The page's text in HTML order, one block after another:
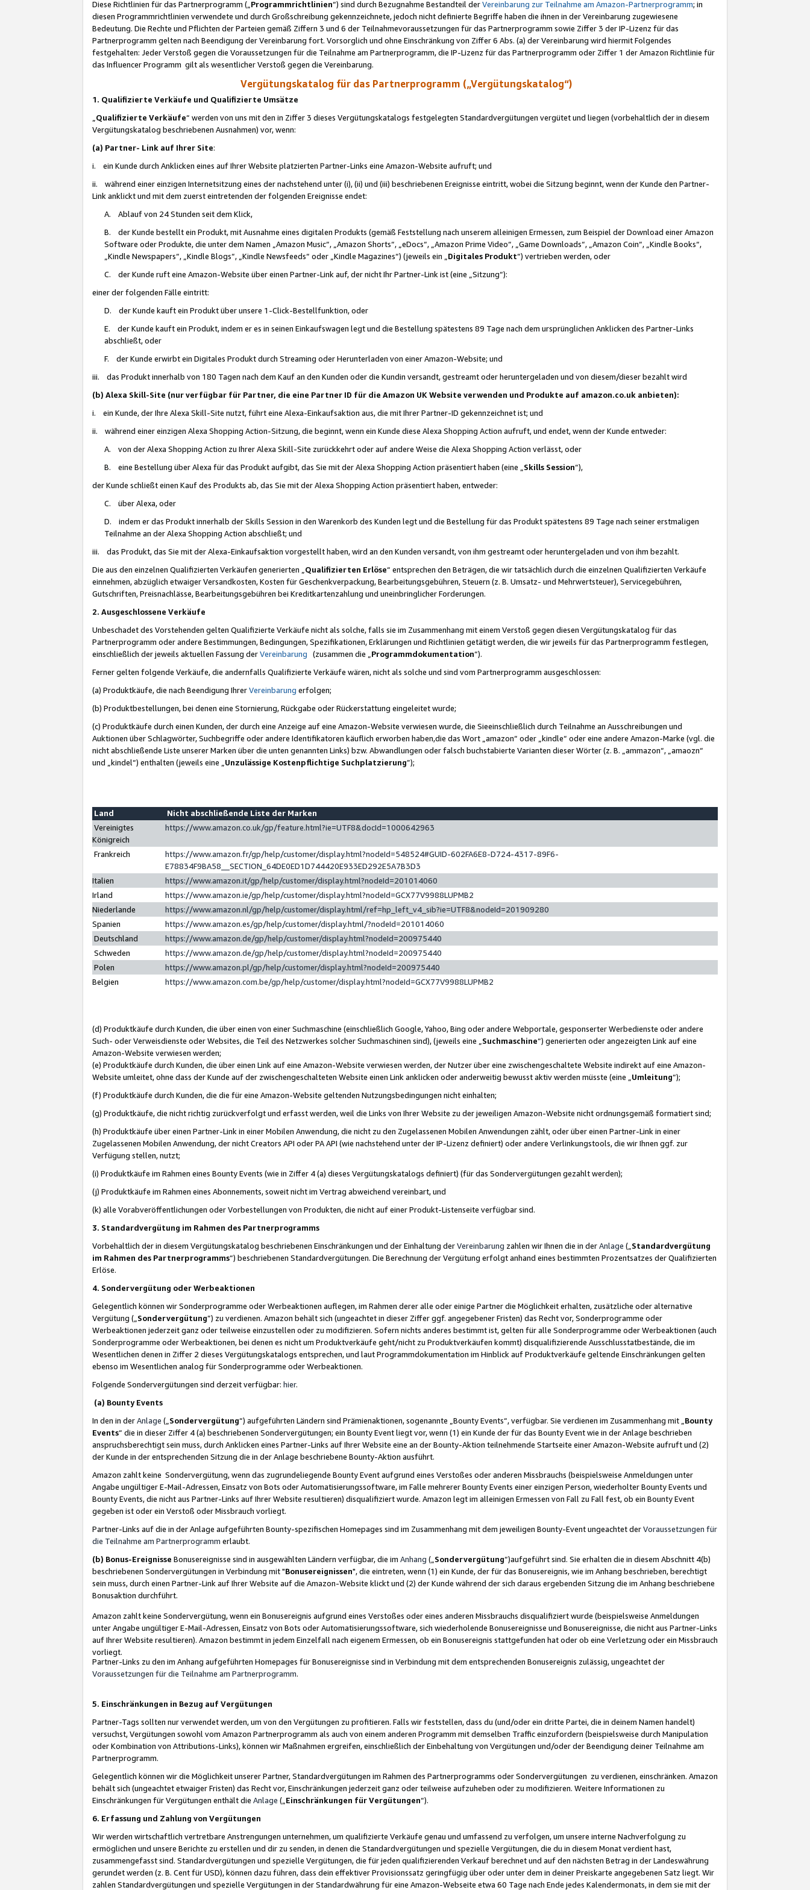
Diese Richtlinien für das Partnerprogramm („Programmrichtlinien“) sind durch Bezugnahme Bestandteil derVereinbarung zur Teilnahme am Amazon-Partnerprogramm; in
diesen Programmrichtlinien verwendete und durch Großschreibung gekennzeichnete, jedoch nicht definierte Begriffe haben die ihnen in der Vereinbarung zugewiesene
Bedeutung. Die Rechte und Pflichten der Parteien gemäß Ziffern 3 und 6 der Teilnahmevoraussetzungen für das Partnerprogramm sowie Ziffer 3 der IP-Lizenz für das
Partnerprogramm gelten nach Beendigung der Vereinbarung fort. Vorsorglich und ohne Einschränkung von Ziffer 6 Abs. (a) der Vereinbarung wird hiermit Folgendes
festgehalten: Jeder Verstoß gegen die Voraussetzungen für die Teilnahme am Partnerprogramm, die IP-Lizenz für das Partnerprogramm oder Ziffer 1 der Amazon Richtlinie für
das Influencer Programm gilt als wesentlicher Verstoß gegen die Vereinbarung.
Vergütungskatalog für das Partnerprogramm („Vergütungskatalog“)
1. Qualifizierte Verkäufe und Qualifizierte Umsätze
Qualifizierte Verkäufe“ werden von uns mit den in Ziffer 3 dieses Vergütungskatalogs festgelegten Standardvergütungen vergütet und liegen (vorbehaltlich der in diesem
Vergütungskatalog beschriebenen Ausnahmen) vor, wenn:
(a) Partner- Link auf Ihrer Site:
i. ein Kunde durch Anklicken eines auf Ihrer Website platzierten Partner-Links eine Amazon-Website aufruft; und
ii. während einer einzigen Internetsitzung eines der nachstehend unter (i), (ii) und (iii) beschriebenen Ereignisse eintritt, wobei die Sitzung beginnt, wenn der Kunde den Partner-
Link anklickt und mit dem zuerst eintretenden der folgenden Ereignisse endet:
A. Ablauf von 24 Stunden seit dem Klick,
B. der Kunde bestellt ein Produkt, mit Ausnahme eines digitalen Produkts (gemäß Feststellung nach unserem alleinigen Ermessen, zum Beispiel der Download einer Amazon
Software oder Produkte, die unter dem Namen „Amazon Music“, „Amazon Shorts“, „eDocs“, „Amazon Prime Video“, „Game Downloads“, „Amazon Coin“, „Kindle Books“,
„Kindle Newspapers“, „Kindle Blogs“, „Kindle Newsfeeds“ oder „Kindle Magazines“) (jeweils ein „ Digitales Produkt“) vertrieben werden, oder
C. der Kunde ruft eine Amazon-Website über einen Partner-Link auf, der nicht Ihr Partner-Link ist (eine „Sitzung“):
einer der folgenden Fälle eintritt:
D. der Kunde kauft ein Produkt über unsere 1-Click-Bestellfunktion, oder
E. der Kunde kauft ein Produkt, indem er es in seinen Einkaufswagen legt und die Bestellung spätestens 89 Tage nach dem ursprünglichen Anklicken des Partner-Links
abschließt, oder
F. der Kunde erwirbt ein Digitales Produkt durch Streaming oder Herunterladen von einer Amazon-Website; und
iii. das Produkt innerhalb von 180 Tagen nach dem Kauf an den Kunden oder die Kundin versandt, gestreamt oder heruntergeladen und von diesem/dieser bezahlt wird
(b) Alexa Skill-Site (nur verfügbar für Partner, die eine Partner ID für die Amazon UK Website verwenden und Produkte auf amazon.co.uk anbieten):
i. ein Kunde, der Ihre Alexa Skill-Site nutzt, führt eine Alexa-Einkaufsaktion aus, die mit Ihrer Partner-ID gekennzeichnet ist; und
ii. während einer einzigen Alexa Shopping Action-Sitzung, die beginnt, wenn ein Kunde diese Alexa Shopping Action aufruft, und endet, wenn der Kunde entweder:
A. von der Alexa Shopping Action zu Ihrer Alexa Skill-Site zurückkehrt oder auf andere Weise die Alexa Shopping Action verlässt, oder
B. eine Bestellung über Alexa für das Produkt aufgibt, das Sie mit der Alexa Shopping Action präsentiert haben (eine „ Skills Session“),
der Kunde schließt einen Kauf des Produkts ab, das Sie mit der Alexa Shopping Action präsentiert haben, entweder:
C. über Alexa, oder
D. indem er das Produkt innerhalb der Skills Session in den Warenkorb des Kunden legt und die Bestellung für das Produkt spätestens 89 Tage nach seiner erstmaligen
Teilnahme an der Alexa Shopping Action abschließt; und
iii. das Produkt, das Sie mit der Alexa-Einkaufsaktion vorgestellt haben, wird an den Kunden versandt, von ihm gestreamt oder heruntergeladen und von ihm bezahlt.
Die aus den einzelnen Qualifizierten Verkäufen generierten „ Qualifizierten Erlöse“ entsprechen den Beträgen, die wir tatsächlich durch die einzelnen Qualifizierten Verkäufe
einnehmen, abzüglich etwaiger Versandkosten, Kosten für Geschenkverpackung, Bearbeitungsgebühren, Steuern (z. B. Umsatz- und Mehrwertsteuer), Servicegebühren,
Gutschriften, Preisnachlässe, Bearbeitungsgebühren bei Kreditkartenzahlung und uneinbringlicher Forderungen.
2. Ausgeschlossene Verkäufe
Unbeschadet des Vorstehenden gelten Qualifizierte Verkäufe nicht als solche, falls sie im Zusammenhang mit einem Verstoß gegen diesen Vergütungskatalog für das
Partnerprogramm oder andere Bestimmungen, Bedingungen, Spezifikationen, Erklärungen und Richtlinien getätigt werden, die wir jeweils für das Partnerprogramm festlegen,
einschließlich der jeweils aktuellen Fassung derVereinbarung (zusammen die „ Programmdokumentation“).
Ferner gelten folgende Verkäufe, die andernfalls Qualifizierte Verkäufe wären, nicht als solche und sind vom Partnerprogramm ausgeschlossen:
(a) Produktkäufe, die nach Beendigung IhrerVereinbarung erfolgen;
(b) Produktbestellungen, bei denen eine Stornierung, Rückgabe oder Rückerstattung eingeleitet wurde;
(c) Produktkäufe durch einen Kunden, der durch eine Anzeige auf eine Amazon-Website verwiesen wurde, die Sieeinschließlich durch Teilnahme an Ausschreibungen und
Auktionen über Schlagwörter, Suchbegriffe oder andere Identifikatoren käuflich erworben haben,die das Wort „amazon“ oder „kindle“ oder eine andere Amazon-Marke (vgl. die
nicht abschließende Liste unserer Marken über die unten genannten Links) bzw. Abwandlungen oder falsch buchstabierte Varianten dieser Wörter (z. B. „ammazon“, „amaozn“
und „kindel“) enthalten (jeweils eine „ Unzulässige Kostenpflichtige Suchplatzierung”);
Land
Nicht abschließende Liste der Marken
Vereinigtes
Königreich
https://www.amazon.co.uk/gp/feature.html?ie=UTF8&docId=1000642963
Frankreich
https://www.amazon.fr/gp/help/customer/display.html?nodeId=548524#GUID-602FA6E8-D724-4317-89F6-
E78834F9BA58__SECTION_64DE0ED1D744420E933ED292E5A7B3D3
Italien
https://www.amazon.it/gp/help/customer/display.html?nodeId=201014060
Irland
https://www.amazon.ie/gp/help/customer/display.html?nodeId=GCX77V9988LUPMB2
Niederlande
https://www.amazon.nl/gp/help/customer/display.html/ref=hp_left_v4_sib?ie=UTF8&nodeId=201909280
Spanien
https://www.amazon.es/gp/help/customer/display.html/?nodeId=201014060
Deutschland
https://www.amazon.de/gp/help/customer/display.html?nodeId=200975440
Schweden
https://www.amazon.de/gp/help/customer/display.html?nodeId=200975440
Polen
https://www.amazon.pl/gp/help/customer/display.html?nodeId=200975440
Belgien
https://www.amazon.com.be/gp/help/customer/display.html?nodeId=GCX77V9988LUPMB2
(d) Produktkäufe durch Kunden, die über einen von einer Suchmaschine (einschließlich Google, Yahoo, Bing oder andere Webportale, gesponserter Werbedienste oder andere
Such- oder Verweisdienste oder Websites, die Teil des Netzwerkes solcher Suchmaschinen sind), (jeweils eine „ Suchmaschine“) generierten oder angezeigten Link auf eine
Amazon-Website verwiesen werden;
(e) Produktkäufe durch Kunden, die über einen Link auf eine Amazon-Website verwiesen werden, der Nutzer über eine zwischengeschaltete Website indirekt auf eine Amazon-
Website umleitet, ohne dass der Kunde auf der zwischengeschalteten Website einen Link anklicken oder anderweitig bewusst aktiv werden müsste (eine „ Umleitung“);
(f) Produktkäufe durch Kunden, die die für eine Amazon-Website geltenden Nutzungsbedingungen nicht einhalten;
(g) Produktkäufe, die nicht richtig zurückverfolgt und erfasst werden, weil die Links von Ihrer Website zu der jeweiligen Amazon-Website nicht ordnungsgemäß formatiert sind;
(h) Produktkäufe über einen Partner-Link in einer Mobilen Anwendung, die nicht zu den Zugelassenen Mobilen Anwendungen zählt, oder über einen Partner-Link in einer
Zugelassenen Mobilen Anwendung, der nicht Creators API oder PA API (wie nachstehend unter der IP-Lizenz definiert) oder andere Verlinkungstools, die wir Ihnen ggf. zur
Verfügung stellen, nutzt;
(i) Produktkäufe im Rahmen eines Bounty Events (wie in Ziffer 4 (a) dieses Vergütungskatalogs definiert) (für das Sondervergütungen gezahlt werden);
(j) Produktkäufe im Rahmen eines Abonnements, soweit nicht im Vertrag abweichend vereinbart, und
(k) alle Vorabveröffentlichungen oder Vorbestellungen von Produkten, die nicht auf einer Produkt-Listenseite verfügbar sind.
3. Standardvergütung im Rahmen des Partnerprogramms
Vorbehaltlich der in diesem Vergütungskatalog beschriebenen Einschränkungen und der Einhaltung derVereinbarung zahlen wir Ihnen die in derAnlage („ Standardvergütung
im Rahmen des Partnerprogramms“) beschriebenen Standardvergütungen. Die Berechnung der Vergütung erfolgt anhand eines bestimmten Prozentsatzes der Qualifizierten
Erlöse.
4. Sondervergütung oder Werbeaktionen
Gelegentlich können wir Sonderprogramme oder Werbeaktionen auflegen, im Rahmen derer alle oder einige Partner die Möglichkeit erhalten, zusätzliche oder alternative
Vergütung („ Sondervergütung”) zu verdienen. Amazon behält sich (ungeachtet in dieser Ziffer ggf. angegebener Fristen) das Recht vor, Sonderprogramme oder
Werbeaktionen jederzeit ganz oder teilweise einzustellen oder zu modifizieren. Sofern nichts anderes bestimmt ist, gelten für alle Sonderprogramme oder Werbeaktionen (auch
Sonderprogramme oder Werbeaktionen, bei denen es nicht um Produktverkäufe geht/nicht zu Produktverkäufen kommt) disqualifizierende Ausschlusstatbestände, die im
Wesentlichen denen in Ziffer 2 dieses Vergütungskatalogs entsprechen, und laut Programmdokumentation im Hinblick auf Produktverkäufe geltende Einschränkungen gelten
ebenso im Wesentlichen analog für Sonderprogramme oder Werbeaktionen.
Folgende Sondervergütungen sind derzeit verfügbar: hier.
(a) Bounty Events
In den in derAnlage („ Sondervergütung“) aufgeführten Ländern sind Prämienaktionen, sogenannte „Bounty Events“, verfügbar. Sie verdienen im Zusammenhang mit „ Bounty
Events“ die in dieser Ziffer 4 (a) beschriebenen Sondervergütungen; ein Bounty Event liegt vor, wenn (1) ein Kunde der für das Bounty Event wie in der Anlage beschrieben
anspruchsberechtigt sein muss, durch Anklicken eines Partner-Links auf Ihrer Website eine an der Bounty-Aktion teilnehmende Startseite einer Amazon-Website aufruft und (2)
der Kunde in der entsprechenden Sitzung die in der Anlage beschriebene Bounty-Aktion ausführt.
Amazon zahlt keine Sondervergütung, wenn das zugrundeliegende Bounty Event aufgrund eines Verstoßes oder anderen Missbrauchs (beispielsweise Anmeldungen unter
Angabe ungültiger E-Mail-Adressen, Einsatz von Bots oder Automatisierungssoftware, im Falle mehrerer Bounty Events einer einzigen Person, wiederholter Bounty Events und
Bounty Events, die nicht aus Partner-Links auf Ihrer Website resultieren) disqualifiziert wurde. Amazon legt im alleinigen Ermessen von Fall zu Fall fest, ob ein Bounty Event
gegeben ist oder ein Verstoß oder Missbrauch vorliegt.
Partner-Links auf die in der Anlage aufgeführten Bounty-spezifischen Homepages sind im Zusammenhang mit dem jeweiligen Bounty-Event ungeachtet derVoraussetzungen für
die Teilnahme am Partnerprogramm erlaubt.
(b) Bonus-Ereignisse Bonusereignisse sind in ausgewählten Ländern verfügbar, die im Anhang („ Sondervergütung“)aufgeführt sind. Sie erhalten die in diesem Abschnitt 4(b)
beschriebenen Sondervergütungen in Verbindung mit "Bonusereignissen", die eintreten, wenn (1) ein Kunde, der für das Bonusereignis, wie im Anhang beschrieben, berechtigt
sein muss, durch einen Partner-Link auf Ihrer Website auf die Amazon-Website klickt und (2) der Kunde während der sich daraus ergebenden Sitzung die im Anhang beschriebene
Bonusaktion durchführt.
Amazon zahlt keine Sondervergütung, wenn ein Bonusereignis aufgrund eines Verstoßes oder eines anderen Missbrauchs disqualifiziert wurde (beispielsweise Anmeldungen
unter Angabe ungültiger E-Mail-Adressen, Einsatz von Bots oder Automatisierungssoftware, sich wiederholende Bonusereignisse und Bonusereignisse, die nicht aus Partner-Links
auf Ihrer Website resultieren). Amazon bestimmt in jedem Einzelfall nach eigenem Ermessen, ob ein Bonusereignis stattgefunden hat oder ob eine Verletzung oder ein Missbrauch
vorliegt.
Partner-Links zu den im Anhang aufgeführten Homepages für Bonusereignisse sind in Verbindung mit dem entsprechenden Bonusereignis zulässig, ungeachtet der
Voraussetzungen für die Teilnahme am Partnerprogramm.
5. Einschränkungen in Bezug auf Vergütungen
Partner-Tags sollten nur verwendet werden, um von den Vergütungen zu profitieren. Falls wir feststellen, dass du (und/oder ein dritte Partei, die in deinem Namen handelt)
versuchst, Vergütungen sowohl vom Amazon Partnerprogramm als auch von einem anderen Programm mit demselben Traffic einzufordern (beispielsweise durch Manipulation
oder Kombination von Attributions-Links), können wir Maßnahmen ergreifen, einschließlich der Einbehaltung von Vergütungen und/oder der Beendigung deiner Teilnahme am
Partnerprogramm.
Gelegentlich können wir die Möglichkeit unserer Partner, Standardvergütungen im Rahmen des Partnerprogramms oder Sondervergütungen zu verdienen, einschränken. Amazon
behält sich (ungeachtet etwaiger Fristen) das Recht vor, Einschränkungen jederzeit ganz oder teilweise aufzuheben oder zu modifizieren. Weitere Informationen zu
Einschränkungen für Vergütungen enthält die Anlage („ Einschränkungen für Vergütungen“).
6. Erfassung und Zahlung von Vergütungen
Wir werden wirtschaftlich vertretbare Anstrengungen unternehmen, um qualifizierte Verkäufe genau und umfassend zu verfolgen, um unsere interne Nachverfolgung zu
ermöglichen und unsere Berichte zu erstellen und dir zu senden, in denen die Standardvergütungen und spezielle Vergütungen, die du in diesem Monat verdient hast,
zusammengefasst sind. Standardvergütungen und spezielle Vergütungen, die für jeden qualifizierenden Verkauf berechnet und auf den nächsten Betrag in der Landeswährung
gerundet werden (z. B. Cent für USD), können dazu führen, dass dein effektiver Provisionssatz geringfügig über oder unter dem in deiner Preiskarte angegebenen Satz liegt. Wir
zahlen Standardvergütungen und spezielle Vergütungen in der Standardwährung für eine Amazon-Webseite etwa 60 Tage nach Ende jedes Kalendermonats, in dem sie mit der